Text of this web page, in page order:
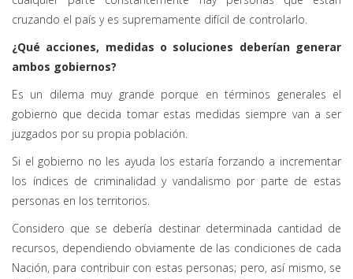
cruzando el país y es supremamente difícil de controlarlo.
¿Qué acciones, medidas o soluciones deberían generar
ambos gobiernos?
Es un dilema muy grande porque en términos generales el
gobierno que decida tomar estas medidas siempre van a ser
juzgados por su propia población.
Si el gobierno no les ayuda los estaría forzando a incrementar
los índices de criminalidad y vandalismo por parte de estas
personas en los territorios.
Considero que se debería destinar determinada cantidad de
recursos, dependiendo obviamente de las condiciones de cada
Nación, para contribuir con estas personas; pero, así mismo, se